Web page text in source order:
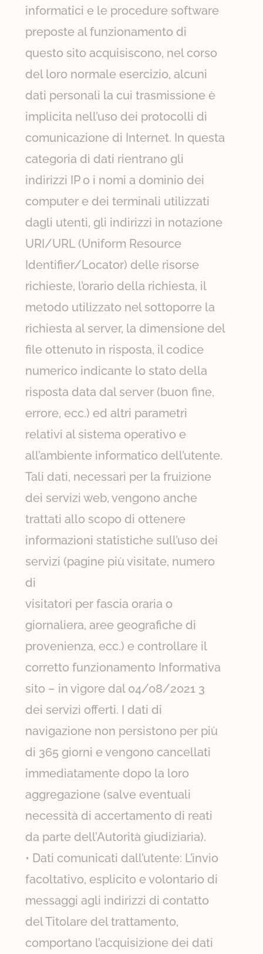
informatici e le procedure software
preposte al funzionamento di
questo sito acquisiscono, nel corso
del loro normale esercizio, alcuni
dati personali la cui trasmissione è
implicita nell’uso dei protocolli di
comunicazione di Internet. In questa
categoria di dati rientrano gli
indirizzi IP o i nomi a dominio dei
computer e dei terminali utilizzati
dagli utenti, gli indirizzi in notazione
URI/URL (Uniform Resource
Identifier/Locator) delle risorse
richieste, l’orario della richiesta, il
metodo utilizzato nel sottoporre la
richiesta al server, la dimensione del
file ottenuto in risposta, il codice
numerico indicante lo stato della
risposta data dal server (buon fine,
errore, ecc.) ed altri parametri
relativi al sistema operativo e
all’ambiente informatico dell’utente.
Tali dati, necessari per la fruizione
dei servizi web, vengono anche
trattati allo scopo di ottenere
informazioni statistiche sull’uso dei
servizi (pagine più visitate, numero
di
visitatori per fascia oraria o
giornaliera, aree geografiche di
provenienza, ecc.) e controllare il
corretto funzionamento Informativa
sito – in vigore dal 04/08/2021 3
dei servizi offerti. I dati di
navigazione non persistono per più
di 365 giorni e vengono cancellati
immediatamente dopo la loro
aggregazione (salve eventuali
necessità di accertamento di reati
da parte dell’Autorità giudiziaria).
• Dati comunicati dall’utente: L’invio
facoltativo, esplicito e volontario di
messaggi agli indirizzi di contatto
del Titolare del trattamento,
comportano l’acquisizione dei dati